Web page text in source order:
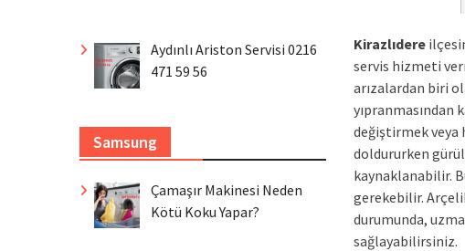
Kirazlıdere
servis hizmeti
arızalardan biri
yıpranmasından
değiştirmek veya
doldururken
kaynaklanabilir.
gerekebilir.
durumunda,
sağlayabilirsiniz.
Aydınlı Ariston Servisi 0216
471 59 56
Samsung
Çamaşır Makinesi Neden
Kötü Koku Yapar?